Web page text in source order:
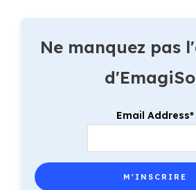
Ne manquez pas
Email Address*